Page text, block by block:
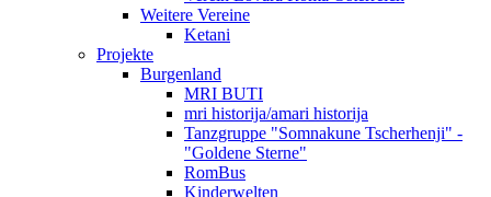
Weitere Vereine
Ketani
Projekte
Burgenland
MRI BUTI
mri historija/amari historija
Tanzgruppe "Somnakune Tscherhenji" -
"Goldene Sterne"
RomBus
Kinderwelten